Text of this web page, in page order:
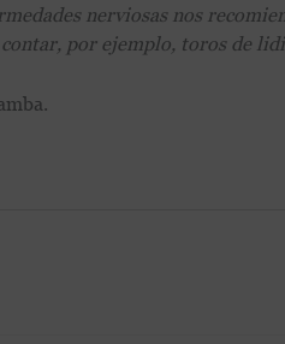
nerviosas nos
por ejemplo, toros de